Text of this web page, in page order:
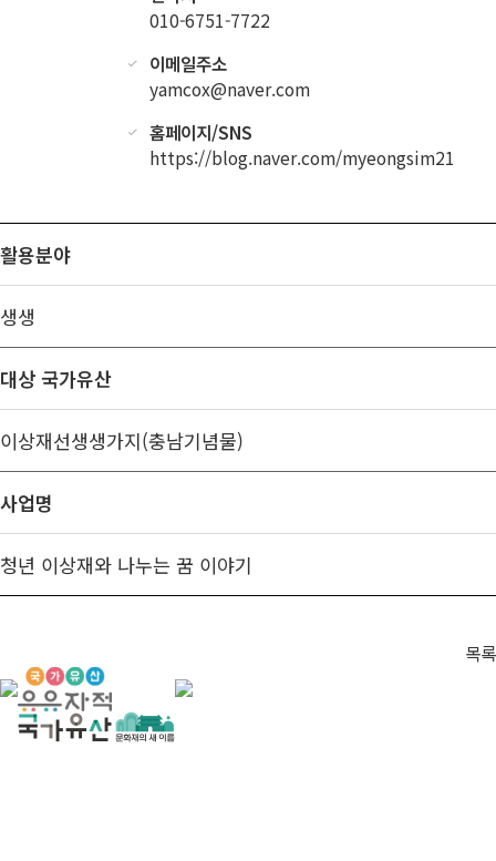
010-6751-7722
이메일주소
yamcox@naver.com
홈페이지/SNS
https://blog.naver.com/myeongsim21
활용분야
생생
대상 국가유산
이상재선생생가지(충남기념물)
사업명
청년 이상재와 나누는 꿈 이야기
목록